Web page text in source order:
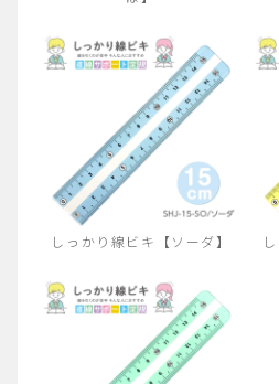
しっかり線ビキ【ソーダ】